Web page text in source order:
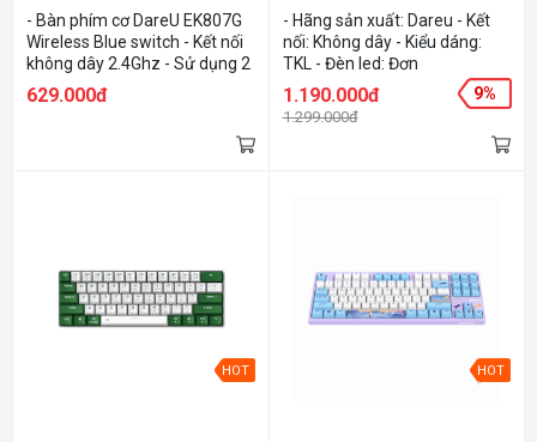
- Bàn phím cơ DareU EK807G
Wireless Blue switch - Kết nối
không dây 2.4Ghz - Sử dụng 2
viên pin AA - Switch "D" do
DareU tự sản xuất
629.000đ
- Hãng sản xuất: Dareu - Kết
nối: Không dây - Kiểu dáng:
TKL - Đèn led: Đơn
1.190.000đ
1.299.000đ
9%
HOT HOT